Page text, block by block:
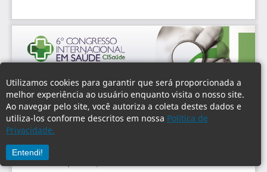
Utilizamos cookies para garantir que será proporcionada a
melhor experiência ao usuário enquanto visita o nosso site.
Ao navegar pelo site, você autoriza a coleta destes dados e
utiliza-los conforme descritos em nossa Política de
Privacidade.
Entendi!